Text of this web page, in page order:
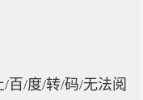
百/度/转/码/无法阅